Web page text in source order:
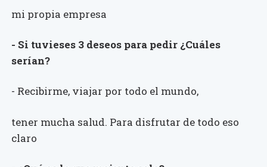
mi propia empresa
- Si tuvieses 3 deseos para pedir ¿Cuáles
serían?
- Recibirme, viajar por todo el mundo,
tener mucha salud. Para disfrutar de todo eso
claro